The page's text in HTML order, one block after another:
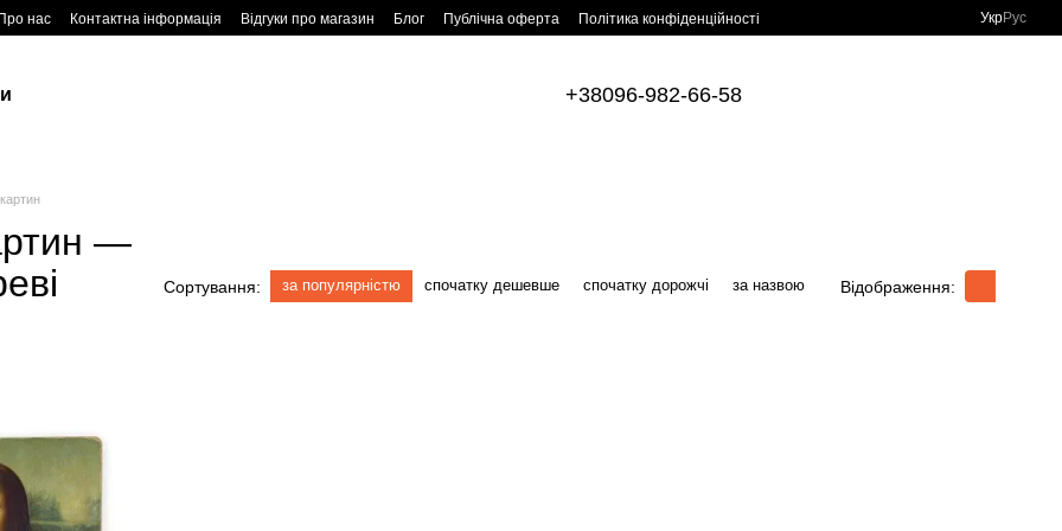
Про нас Контактна інформація Відгуки про магазин Блог Публічна оферта Політика конфіденційності УкрРус
+38096-982-66-58
—
Сортування: за популярністю спочатку дешевше спочатку дорожчі за назвою Відображення: